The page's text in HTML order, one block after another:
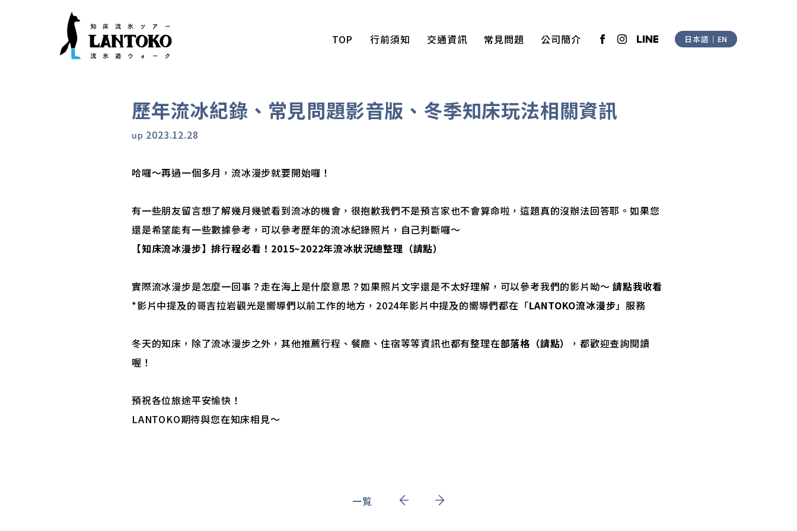
TOP 行前須知 交通資訊 常見問題 公司簡介 日本語 ｜ EN
歷年流冰紀錄、常見問題影音版、冬季知床玩法相關資訊
up 2023.12.28
哈囉～再過一個多月，流冰漫步就要開始囉！
有一些朋友留言想了解幾月幾號看到流冰的機會，很抱歉我們不是預言家也不會算命啦，這題真的沒辦法回答耶。如果您
還是希望能有一些數據參考，可以參考歷年的流冰紀錄照片，自己判斷囉～
【知床流冰漫步】排行程必看！2015~2022年流冰狀況總整理（請點）
實際流冰漫步是怎麼一回事？走在海上是什麼意思？如果照片文字還是不太好理解，可以參考我們的影片呦～請點我收看
*影片中提及的哥吉拉岩觀光是嚮導們以前工作的地方，2024年影片中提及的嚮導們都在「LANTOKO流冰漫步」服務
冬天的知床，除了流冰漫步之外，其他推薦行程、餐廳、住宿等等資訊也都有整理在部落格（請點）
，都歡迎查詢閱讀
喔！
預祝各位旅途平安愉快！
LANTOKO期待與您在知床相見～
一覧